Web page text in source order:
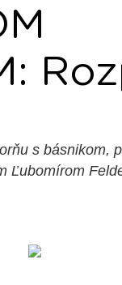
s básnikom,
Ľubomírom